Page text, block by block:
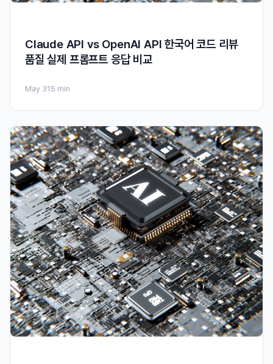
Claude API vs OpenAI API 한국어 코드 리뷰
품질 실제 프롬프트 응답 비교
May 31 5 min